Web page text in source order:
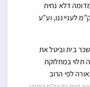
דלא נחית
לענייננו, וע”ע
בית וביטל את
תלוי במחלוקת
לפי הרוב